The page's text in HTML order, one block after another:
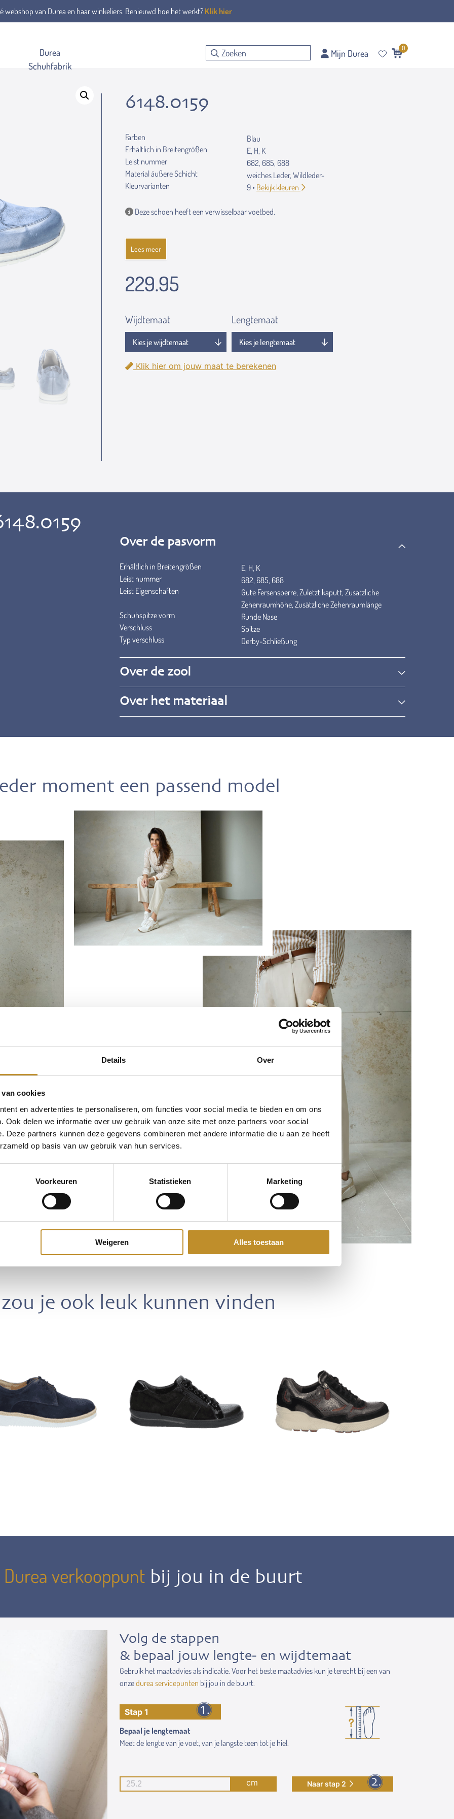
Details Over
cookies
en advertenties te personaliseren, om functies voor social media te bieden en om ons
Ook delen we informatie over uw gebruik van onze site met onze partners voor social
Deze partners kunnen deze gegevens combineren met andere informatie die u aan ze heeft
op basis van uw gebruik van hun services.
Voorkeuren Statistieken Marketing
Weigeren Alles toestaan
webshop van Durea en haar winkeliers. Benieuwd hoe het werkt? Klik hier
Durea
Schuhfabrik
Mijn Durea 0
6148.0159
Farben
Blau
Erhältlich in Breitengrößen
E, H, K
Leist nummer
682, 685, 688
Material äußere Schicht
weiches Leder, Wildleder-
Kleurvarianten
9 • Bekijk kleuren
Deze schoen heeft een verwisselbaar voetbed.
Lees meer
229.95
Wijdtemaat Lengtemaat
Klik hier om jouw maat te berekenen
Over de pasvorm
Erhältlich in Breitengrößen
E, H, K
Leist nummer
682, 685, 688
Leist Eigenschaften
Gute Fersensperre, Zuletzt kaputt, Zusätzliche
Zehenraumhöhe, Zusätzliche Zehenraumlänge
Schuhspitze vorm
Runde Nase
Verschluss
Spitze
Typ verschluss
Derby-Schließung
Over de zool
Over het materiaal
moment een passend model
je ook leuk kunnen vinden
Durea verkooppunt bij jou in de buurt
Volg de stappen
& bepaal jouw lengte- en wijdtemaat
Gebruik het maatadvies als indicatie. Voor het beste maatadvies kun je terecht bij een van
onzedurea servicepunten bij jou in de buurt.
Stap 1
Bepaal je lengtemaat
Meet de lengte van je voet, van je langste teen tot je hiel.
cm Naar stap 2